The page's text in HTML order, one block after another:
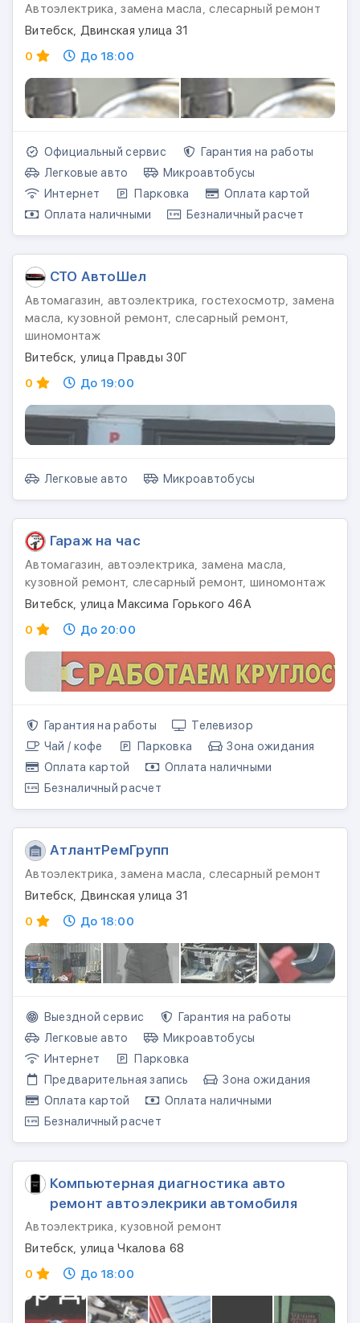
Автоэлектрика, замена масла, слесарный ремонт
Витебск, Двинская улица 31
0
До 18:00
Официальный сервис
Гарантия на работы
Легковые авто
Микроавтобусы
Интернет
Парковка
Оплата картой
Оплата наличными
Безналичный расчет
СТО АвтоШел
Автомагазин, автоэлектрика, гостехосмотр, замена
масла, кузовной ремонт, слесарный ремонт,
шиномонтаж
Витебск, улица Правды 30Г
0
До 19:00
Легковые авто Микроавтобусы
Гараж на час
Автомагазин, автоэлектрика, замена масла,
кузовной ремонт, слесарный ремонт, шиномонтаж
Витебск, улица Максима Горького 46А
0
До 20:00
Гарантия на работы
Телевизор
Чай / кофе
Парковка
Зона ожидания
Оплата картой
Оплата наличными
Безналичный расчет
АтлантРемГрупп
Автоэлектрика, замена масла, слесарный ремонт
Витебск, Двинская улица 31
0
До 18:00
Выездной сервис
Гарантия на работы
Легковые авто
Микроавтобусы
Интернет
Парковка
Предварительная запись
Зона ожидания
Оплата картой
Оплата наличными
Безналичный расчет
Компьютерная диагностика авто
ремонт автоэлекрики автомобиля
Автоэлектрика, кузовной ремонт
Витебск, улица Чкалова 68
0
До 18:00